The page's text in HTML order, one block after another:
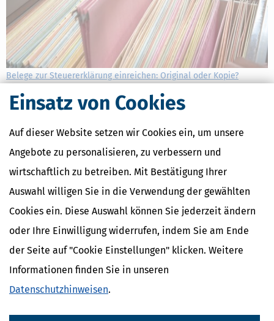
Einsatz von Cookies
Auf dieser Website setzen wir Cookies ein, um unsere
Angebote zu personalisieren, zu verbessern und
wirtschaftlich zu betreiben. Mit Bestätigung Ihrer
Auswahl willigen Sie in die Verwendung der gewählten
Cookies ein. Diese Auswahl können Sie jederzeit ändern
oder Ihre Einwilligung widerrufen, indem Sie am Ende
der Seite auf "Cookie Einstellungen" klicken. Weitere
Informationen finden Sie in unseren
Datenschutzhinweisen.
Belege zur Steuererklärung einreichen: Original oder Kopie?
28.07.2026, 13:39 Uhr
In wenigen Tagen endet die Frist für die
Abgabe der Steuererklärung für 2025. Eigentlich müssen keine
werden. Falls das Finanzamt sie doch anfordert, sollte man Kopien
einreichen oder die Nachweise